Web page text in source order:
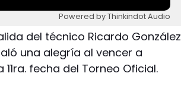
Powered by Thinkindot Audio
del técnico Ricardo González
una alegría al vencer a
fecha del Torneo Oficial.